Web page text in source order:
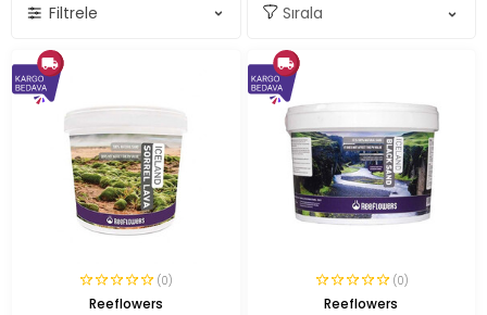
Filtrele
(0)
Reeflowers
(0)
Reeflowers